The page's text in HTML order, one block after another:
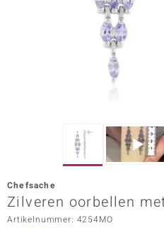
Vogue
Chefsache
Zilveren oorbellen
Artikelnummer: 4254MO